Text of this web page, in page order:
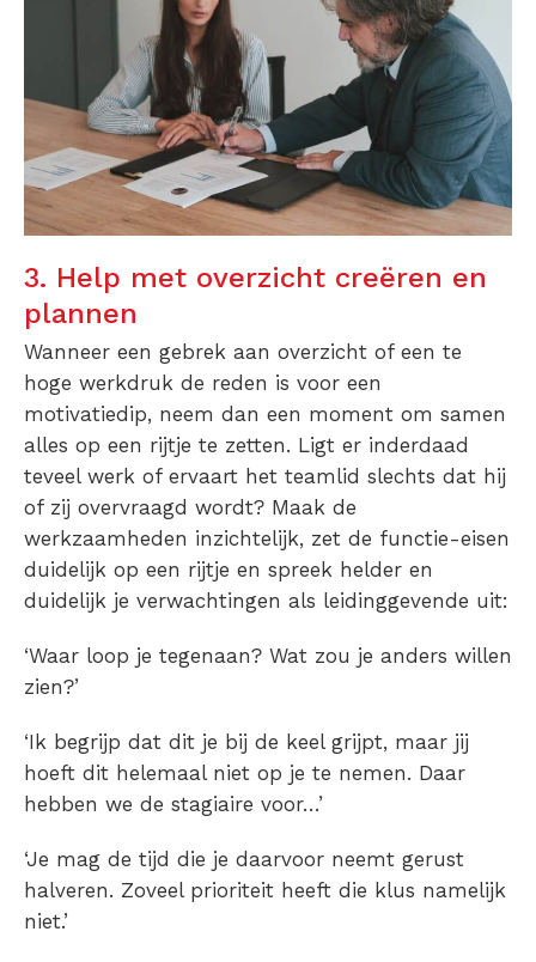
3. Help met overzicht creëren en
plannen
Wanneer een gebrek aan overzicht of een te
hoge werkdruk de reden is voor een
motivatiedip, neem dan een moment om samen
alles op een rijtje te zetten. Ligt er inderdaad
teveel werk of ervaart het teamlid slechts dat hij
of zij overvraagd wordt? Maak de
werkzaamheden inzichtelijk, zet de functie-eisen
duidelijk op een rijtje en spreek helder en
duidelijk je verwachtingen als leidinggevende uit:
‘Waar loop je tegenaan? Wat zou je anders willen
zien?’
‘Ik begrijp dat dit je bij de keel grijpt, maar jij
hoeft dit helemaal niet op je te nemen. Daar
hebben we de stagiaire voor…’
‘Je mag de tijd die je daarvoor neemt gerust
halveren. Zoveel prioriteit heeft die klus namelijk
niet.’